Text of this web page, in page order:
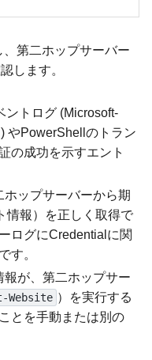
第二ホップサーバー
します。
ントログ (Microsoft-
やPowerShellのトラン
の成功を示すエント
ホップサーバーから期
情報）を正しく取得で
ログにCredentialに関
す。
報が、第二ホップサー
Website ）を実行する
とを手動または別の